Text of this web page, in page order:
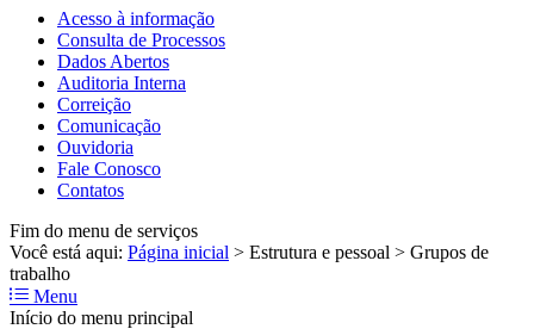
Acesso à informação
Consulta de Processos
Dados Abertos
Auditoria Interna
Correição
Comunicação
Ouvidoria
Fale Conosco
Contatos
Fim do menu de serviços
Você está aqui: Página inicial > Estrutura e pessoal > Grupos de
trabalho
Menu
Início do menu principal